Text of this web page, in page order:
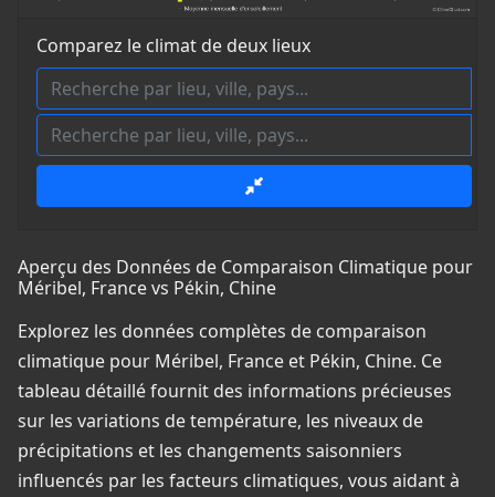
Comparez le climat de deux lieux
Aperçu des Données de Comparaison Climatique pour
Méribel, France vs Pékin, Chine
Explorez les données complètes de comparaison
climatique pour Méribel, France et Pékin, Chine. Ce
tableau détaillé fournit des informations précieuses
sur les variations de température, les niveaux de
précipitations et les changements saisonniers
influencés par les facteurs climatiques, vous aidant à